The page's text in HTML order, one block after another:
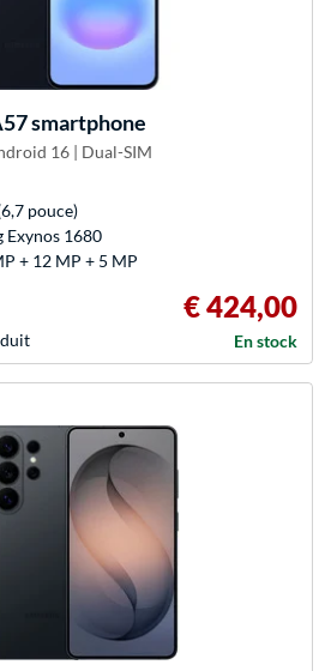
smartphone
16 | Dual-SIM
pouce)
Exynos 1680
+ 12 MP + 5 MP
€ 424,00
En stock